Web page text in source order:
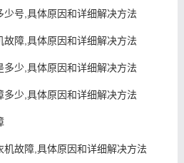
少号,具体原因和详细解决方法
故障,具体原因和详细解决方法
多少,具体原因和详细解决方法
多少,具体原因和详细解决方法
机故障,具体原因和详细解决方法